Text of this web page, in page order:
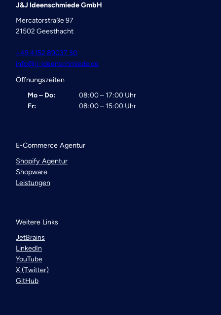
J&J Ideenschmiede GmbH
Mercatorstraße 97
21502 Geesthacht
+49 4152 89037 30
info@jj-ideenschmiede.de
Öffnungszeiten
Mo – Do:
Fr:
08:00 – 17:00 Uhr
08:00 – 15:00 Uhr
E-Commerce Agentur
Shopify Agentur
Shopware
Leistungen
Weitere Links
JetBrains
LinkedIn
YouTube
X (Twitter)
GitHub